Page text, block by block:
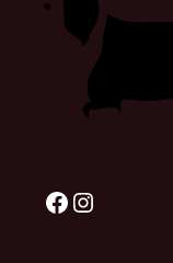
Facebook
Instagram